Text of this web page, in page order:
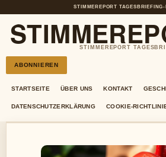
STIMMEREPORT TAGESBRIEFING•
STIMMEREPORT
ABONNIEREN
STARTSEITE ÜBER UNS KONTAKT
DATENSCHUTZERKLÄRUNG COOKIE-